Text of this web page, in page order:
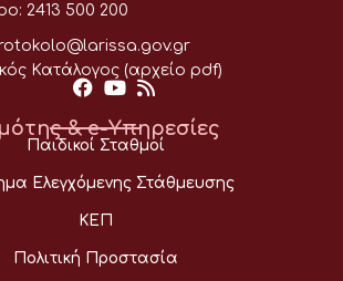
2413 500 200
Κατάλογος (αρχείο pdf)
& e-Υπηρεσίες
Παιδικοί Σταθμοί
Ελεγχόμενης Στάθμευσης
ΚΕΠ
Πολιτική Προστασία